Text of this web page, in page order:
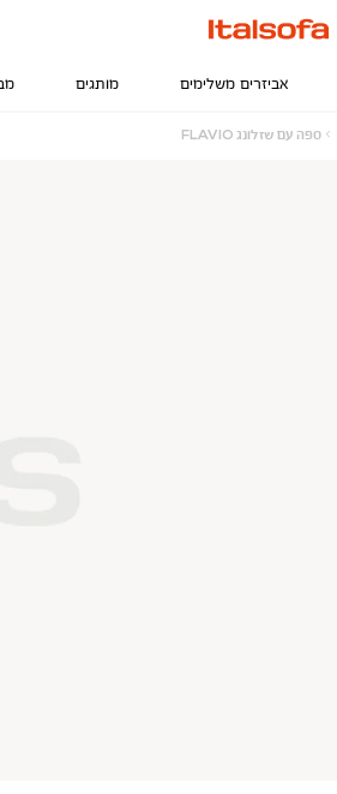
אביזרים משלימים מותגים
ראשי
ספה עם שזלונג FLAVIO